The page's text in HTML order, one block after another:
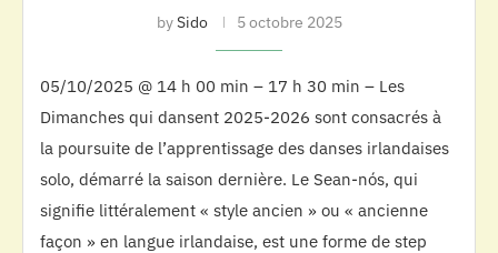
bySido 5 octobre 2025
05/10/2025 @ 14 h 00 min – 17 h 30 min – Les
Dimanches qui dansent 2025-2026 sont consacrés à
la poursuite de l’apprentissage des danses irlandaises
solo, démarré la saison dernière. Le Sean-nós, qui
signifie littéralement « style ancien » ou « ancienne
façon » en langue irlandaise, est une forme de step